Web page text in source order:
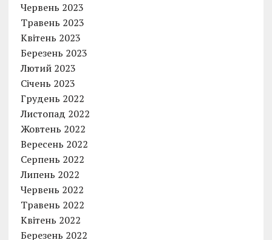
Червень 2023
Травень 2023
Квітень 2023
Березень 2023
Лютий 2023
Січень 2023
Грудень 2022
Листопад 2022
Жовтень 2022
Вересень 2022
Серпень 2022
Липень 2022
Червень 2022
Травень 2022
Квітень 2022
Березень 2022